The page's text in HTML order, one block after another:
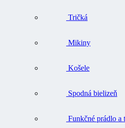
Tričká
Mikiny
Košele
Spodná bielizeň
Funkčné prádlo a